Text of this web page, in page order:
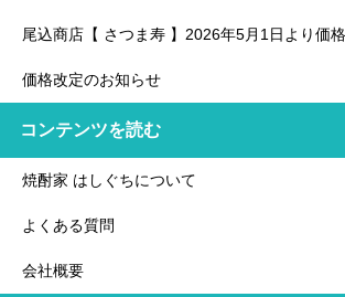
尾込商店【 さつま寿 】2026年5月1日より価
価格改定のお知らせ
コンテンツを読む
焼酎家 はしぐちについて
よくある質問
会社概要